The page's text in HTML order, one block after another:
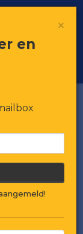
Toggle
×
en